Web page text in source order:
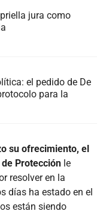
jura como
el pedido de De
para la
su ofrecimiento, el
Protección le
resolver en la
días ha estado en el
están siendo